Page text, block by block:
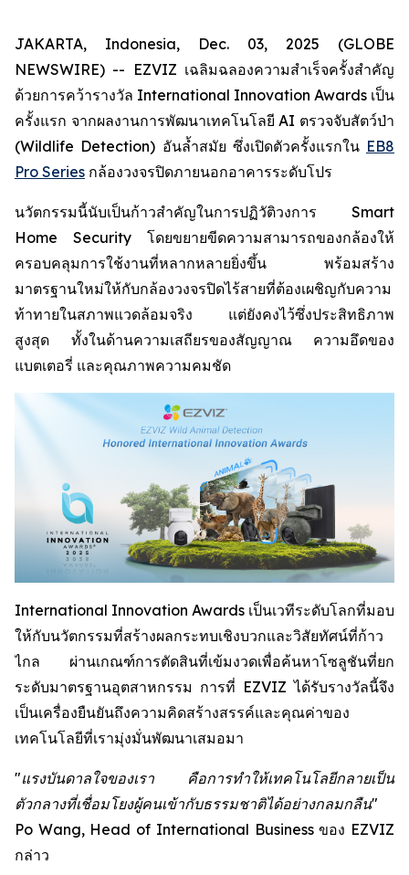
JAKARTA, Indonesia, Dec. 03, 2025 (GLOBE
NEWSWIRE) -- EZVIZ เฉลิมฉลองความสำเร็จครั้งสำคัญ
ด้วยการคว้ารางวัล International Innovation Awards เป็น
ครั้งแรก จากผลงานการพัฒนาเทคโนโลยี AI ตรวจจับสัตว์ป่า
(Wildlife Detection) อันล้ำสมัย ซึ่งเปิดตัวครั้งแรกใน EB8
Pro Series กล้องวงจรปิดภายนอกอาคารระดับโปร
นวัตกรรมนี้นับเป็นก้าวสำคัญในการปฏิวัติวงการ Smart
Home Security โดยขยายขีดความสามารถของกล้องให้
ครอบคลุมการใช้งานที่หลากหลายยิ่งขึ้น พร้อมสร้าง
มาตรฐานใหม่ให้กับกล้องวงจรปิดไร้สายที่ต้องเผชิญกับความ
ท้าทายในสภาพแวดล้อมจริง แต่ยังคงไว้ซึ่งประสิทธิภาพ
สูงสุด ทั้งในด้านความเสถียรของสัญญาณ ความอึดของ
แบตเตอรี่ และคุณภาพความคมชัด
International Innovation Awards เป็นเวทีระดับโลกที่มอบ
ให้กับนวัตกรรมที่สร้างผลกระทบเชิงบวกและวิสัยทัศน์ที่ก้าว
ไกล ผ่านเกณฑ์การตัดสินที่เข้มงวดเพื่อค้นหาโซลูชันที่ยก
ระดับมาตรฐานอุตสาหกรรม การที่ EZVIZ ได้รับรางวัลนี้จึง
เป็นเครื่องยืนยันถึงความคิดสร้างสรรค์และคุณค่าของ
เทคโนโลยีที่เรามุ่งมั่นพัฒนาเสมอมา
"แรงบันดาลใจของเรา คือการทำให้เทคโนโลยีกลายเป็น
ตัวกลางที่เชื่อมโยงผู้คนเข้ากับธรรมชาติได้อย่างกลมกลืน"
Po Wang, Head of International Business ของ EZVIZ
กล่าว